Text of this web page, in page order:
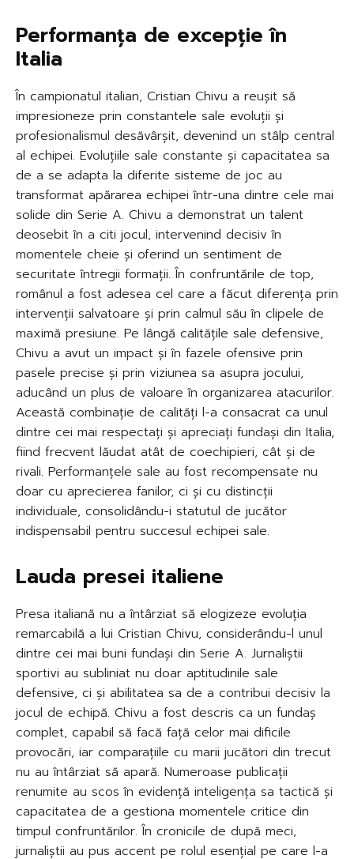
Performanța de excepție în
Italia
În campionatul italian, Cristian Chivu a reușit să
impresioneze prin constantele sale evoluții și
profesionalismul desăvârșit, devenind un stâlp central
al echipei. Evoluțiile sale constante și capacitatea sa
de a se adapta la diferite sisteme de joc au
transformat apărarea echipei într-una dintre cele mai
solide din Serie A. Chivu a demonstrat un talent
deosebit în a citi jocul, intervenind decisiv în
momentele cheie și oferind un sentiment de
securitate întregii formații. În confruntările de top,
românul a fost adesea cel care a făcut diferența prin
intervenții salvatoare și prin calmul său în clipele de
maximă presiune. Pe lângă calitățile sale defensive,
Chivu a avut un impact și în fazele ofensive prin
pasele precise și prin viziunea sa asupra jocului,
aducând un plus de valoare în organizarea atacurilor.
Această combinație de calități l-a consacrat ca unul
dintre cei mai respectați și apreciați fundași din Italia,
fiind frecvent lăudat atât de coechipieri, cât și de
rivali. Performanțele sale au fost recompensate nu
doar cu aprecierea fanilor, ci și cu distincții
individuale, consolidându-i statutul de jucător
indispensabil pentru succesul echipei sale.
Lauda presei italiene
Presa italiană nu a întârziat să elogizeze evoluția
remarcabilă a lui Cristian Chivu, considerându-l unul
dintre cei mai buni fundași din Serie A. Jurnaliștii
sportivi au subliniat nu doar aptitudinile sale
defensive, ci și abilitatea sa de a contribui decisiv la
jocul de echipă. Chivu a fost descris ca un fundaș
complet, capabil să facă față celor mai dificile
provocări, iar comparațiile cu marii jucători din trecut
nu au întârziat să apară. Numeroase publicații
renumite au scos în evidență inteligența sa tactică și
capacitatea de a gestiona momentele critice din
timpul confruntărilor. În cronicile de după meci,
jurnaliștii au pus accent pe rolul esențial pe care l-a